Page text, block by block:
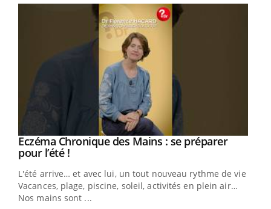
Youtube
Eczéma Chronique des Mains : se préparer
pour l’été !Youtube
L'été arrive… et avec lui, un tout nouveau rythme de vie !
Vacances, plage, piscine, soleil, activités en plein air…
Nos mains sont ...